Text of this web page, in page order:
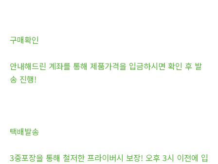
구매확인
안내해드린 계좌를 통해 제품가격을 입금하시면 확인 후 발
송 진행!
택배발송
3중포장을 통해 철저한 프라이버시 보장! 오후 3시 이전에 입